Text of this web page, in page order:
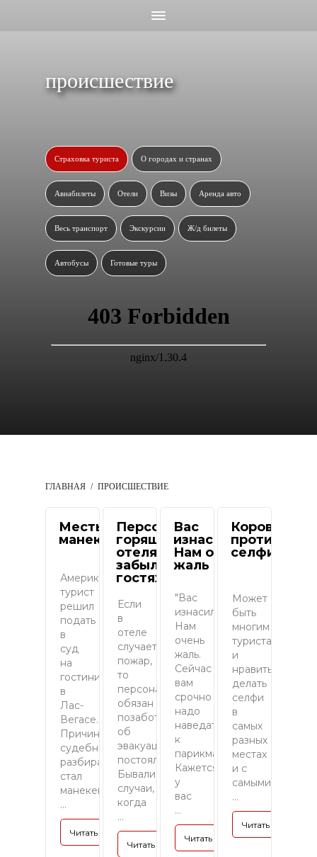
происшествие
Страховка туриста О городах и странах
Авиабилеты Отели Визы Аренда авто
Весь транспорт Экскурсии Ж/д билеты
Автобусы Готовые туры
ГЛАВНАЯ ПРОИСШЕСТВИЕ
Месть
манекена
Американский
турист
решил
подать
в
суд
на
гостиницу
в
Лас-
Вегасе.
Причиной
судебных
разбирательств
стал
манекен
...
Читать полностью »
Персонал
горящего
отеля
забыл о
гостях
Если
в
отеле
случается
пожар,
то
персонал
обязан
позаботиться
об
эвакуации
постояльцев.
Бывали
случаи,
когда
...
Читать полностью »
Вас
изнасиловали?
Нам очень
жаль
"Вас
изнасиловали?
Нам
очень
жаль.
Сейчас
вам
срочно
надо
наведаться
к
парикмахеру.
Кажется,
у
вас
...
Читать полностью »
Корова
против
селфи
Может
быть
многим
туристам
и
нравиться
делать
селфи
в
самых
разных
местах
и с
самыми
...
Читать